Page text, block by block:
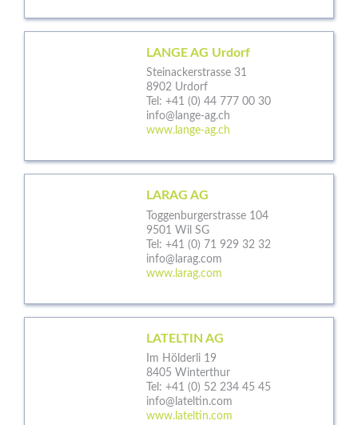
LANGE AG Urdorf
Steinackerstrasse 31
8902 Urdorf
Tel: +41 (0) 44 777 00 30
info@lange-ag.ch
www.lange-ag.ch
LARAG AG
Toggenburgerstrasse 104
9501 Wil SG
Tel: +41 (0) 71 929 32 32
info@larag.com
www.larag.com
LATELTIN AG
Im Hölderli 19
8405 Winterthur
Tel: +41 (0) 52 234 45 45
info@lateltin.com
www.lateltin.com